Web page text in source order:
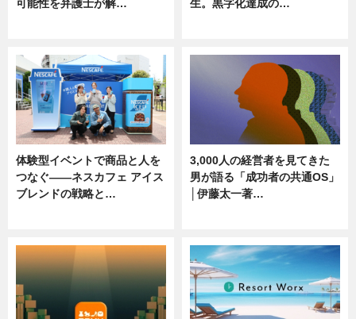
可能性を弁護士が解…
生。黒字化達成の…
体験型イベントで商品と人を
つなぐ――ネスカフェ アイス
ブレンドの戦略と…
3,000人の経営者を見てきた
男が語る「成功者の共通OS」
│伊藤太一著…